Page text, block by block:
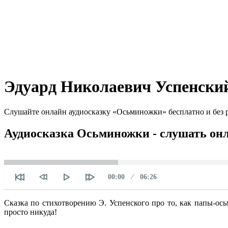
Эдуард Николаевич
Слушайте онлайн аудиосказку «Осьминожки» бесплатно и без
Аудиосказка Осьминожки - слушать
Текущее
00:00 Продолжительность
06:26
Сказка по стихотворению Э. Успенского про то, как папы-
просто никуда!